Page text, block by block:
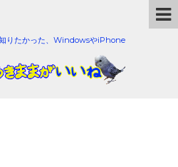
りたかった、WindowsやiPhone